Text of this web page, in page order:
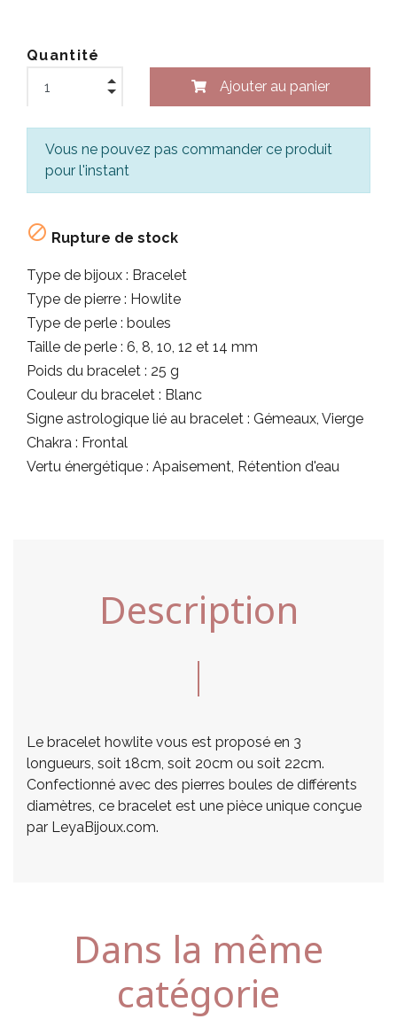
Quantité
Ajouter au panier
Vous ne pouvez pas commander ce produit
pour l'instant
 Rupture de stock
Type de bijoux : Bracelet
Type de pierre : Howlite
Type de perle : boules
Taille de perle : 6, 8, 10, 12 et 14 mm
Poids du bracelet : 25 g
Couleur du bracelet : Blanc
Signe astrologique lié au bracelet : Gémeaux, Vierge
Chakra : Frontal
Vertu énergétique : Apaisement, Rétention d'eau
Description
Le bracelet howlite vous est proposé en 3
longueurs, soit 18cm, soit 20cm ou soit 22cm.
Confectionné avec des pierres boules de différents
diamètres, ce bracelet est une pièce unique conçue
par LeyaBijoux.com.
Dans la même
catégorie